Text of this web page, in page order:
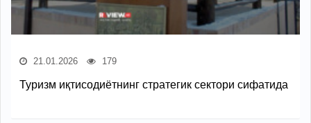
21.01.2026 179
Туризм иқтисодиётнинг стратегик сектори сифатида